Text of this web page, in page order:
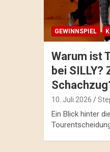
GEWINNSPIEL
Warum ist
bei
10. Juli 2026
Ein Blick hinter